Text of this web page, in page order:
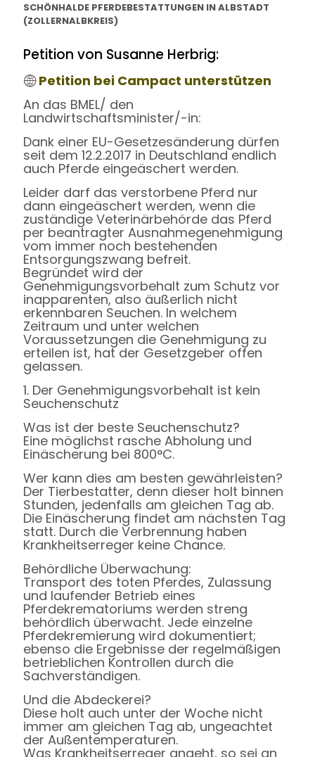
SCHÖNHALDE PFERDEBESTATTUNGEN IN ALBSTADT
(ZOLLERNALBKREIS)
Petition von Susanne Herbrig:
Petition bei Campact unterstützen
An das BMEL/ den
Landwirtschaftsminister/-in:
Dank einer EU-Gesetzesänderung dürfen
seit dem 12.2.2017 in Deutschland endlich
auch Pferde eingeäschert werden.
Leider darf das verstorbene Pferd nur
dann eingeäschert werden, wenn die
zuständige Veterinärbehörde das Pferd
per beantragter Ausnahmegenehmigung
vom immer noch bestehenden
Entsorgungszwang befreit.
Begründet wird der
Genehmigungsvorbehalt zum Schutz vor
inapparenten, also äußerlich nicht
erkennbaren Seuchen. In welchem
Zeitraum und unter welchen
Voraussetzungen die Genehmigung zu
erteilen ist, hat der Gesetzgeber offen
gelassen.
1. Der Genehmigungsvorbehalt ist kein
Seuchenschutz
Was ist der beste Seuchenschutz?
Eine möglichst rasche Abholung und
Einäscherung bei 800°C.
Wer kann dies am besten gewährleisten?
Der Tierbestatter, denn dieser holt binnen
Stunden, jedenfalls am gleichen Tag ab.
Die Einäscherung findet am nächsten Tag
statt. Durch die Verbrennung haben
Krankheitserreger keine Chance.
Behördliche Überwachung:
Transport des toten Pferdes, Zulassung
und laufender Betrieb eines
Pferdekrematoriums werden streng
behördlich überwacht. Jede einzelne
Pferdekremierung wird dokumentiert;
ebenso die Ergebnisse der regelmäßigen
betrieblichen Kontrollen durch die
Sachverständigen.
Und die Abdeckerei?
Diese holt auch unter der Woche nicht
immer am gleichen Tag ab, ungeachtet
der Außentemperaturen.
Was Krankheitserreger angeht, so sei an